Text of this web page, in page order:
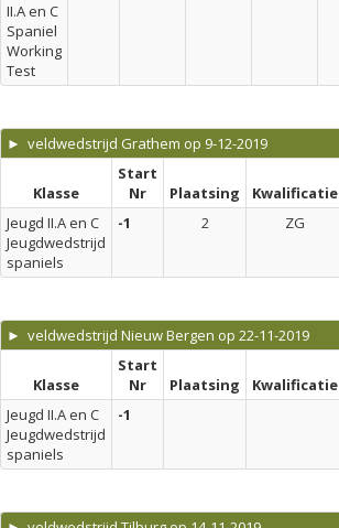
II.A en C
Spaniel
Working
Test
► veldwedstrijd Grathem op 9-12-2019
Klasse
Start
Nr
Plaatsing Kwalificatie
Jeugd II.A en C
Jeugdwedstrijd
spaniels
-1 2 ZG
► veldwedstrijd Nieuw Bergen op 22-11-2019
Klasse
Start
Nr
Plaatsing Kwalificatie
Jeugd II.A en C
Jeugdwedstrijd
spaniels
-1